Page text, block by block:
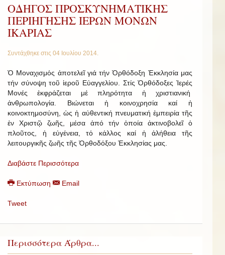
ΟΔΗΓΟΣ ΠΡΟΣΚΥΝΗΜΑΤΙΚΗΣ
ΠΕΡΙΗΓΗΣΗΣ ΙΕΡΩΝ ΜΟΝΩΝ
ΙΚΑΡΙΑΣ
Συντάχθηκε στις 04 Ιουλίου 2014
Ὁ Μοναχισμός ἀποτελεῖ γιά τήν Ὀρθόδοξη Ἐκκλησία μας
τήν σύνοψη τοῦ ἱεροῦ Εὐαγγελίου. Στίς Ὀρθόδοξες Ἱερές
Μονές ἐκφράζεται μέ πληρότητα ἡ χριστιανική
ἀνθρωπολογία. Βιώνεται ἡ κοινοχρησία καί ἡ
κοινοκτημοσύνη, ὡς ἡ αὐθεντική πνευματική ἐμπειρία τῆς
ἐν Χριστῷ ζωῆς, μέσα ἀπό τήν ὁποία ἀκτινοβολεῖ ὁ
πλοῦτος, ἡ εὐγένεια, τό κάλλος καί ἡ ἀλήθεια τῆς
λειτουργικῆς ζωῆς τῆς Ὀρθοδόξου Ἐκκλησίας μας.
Διαβάστε Περισσότερα
Εκτύπωση Email
Tweet
Περισσότερα Άρθρα...